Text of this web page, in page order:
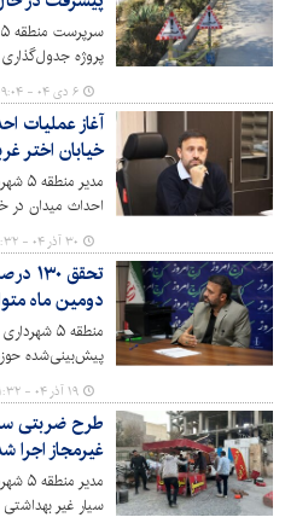
پروژه
کرج‌نو خبر داد و
کیفیت محیط
۶ دی ۰۴ - ۰۹:۰۴
آغاز عملیات
خیابان اختر
احداث میدان در
داد و گفت: این
کانون‌های
افزایش ایمنی و
می‌شود.
۳۰ آذر ۰۴ - ۰۹:۳۲
دومین ماه
پیش‌بینی‌شده
و اصناف در
مدیریتی را
۱۹ آذر ۰۴ - ۱۱:۳۲
طرح ضربتی
غیرمجاز اجرا
سیار غیر